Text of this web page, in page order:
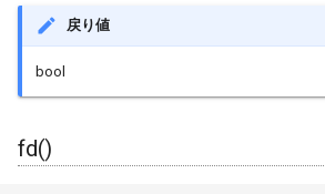
戻り値
bool
fd()